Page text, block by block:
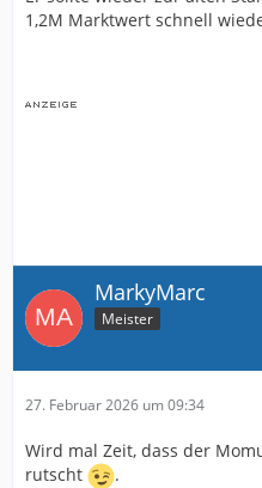
1,2M Marktwert schnell
MarkyMarc
Meister
27. Februar 2026 um 09:34
Wird mal Zeit, dass der
rutscht
.